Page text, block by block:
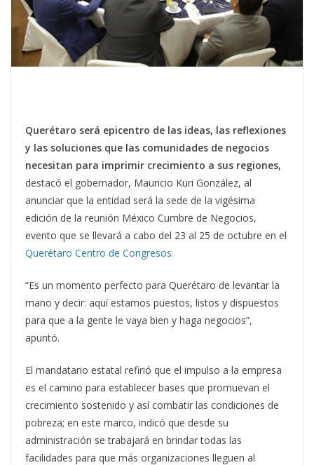
Querétaro será epicentro de las ideas, las reflexiones
y las soluciones que las comunidades de negocios
necesitan para imprimir crecimiento a sus regiones,
destacó el gobernador, Mauricio Kuri González, al
anunciar que la entidad será la sede de la vigésima
edición de la reunión México Cumbre de Negocios,
evento que se llevará a cabo del 23 al 25 de octubre en el
Querétaro Centro de Congresos.
“Es un momento perfecto para Querétaro de levantar la
mano y decir: aquí estamos puestos, listos y dispuestos
para que a la gente le vaya bien y haga negocios”,
apuntó.
El mandatario estatal refirió que el impulso a la empresa
es el camino para establecer bases que promuevan el
crecimiento sostenido y así combatir las condiciones de
pobreza; en este marco, indicó que desde su
administración se trabajará en brindar todas las
facilidades para que más organizaciones lleguen al